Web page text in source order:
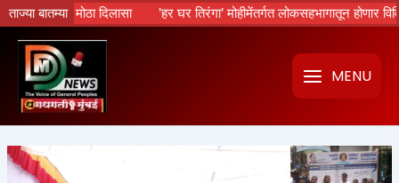
ताज्या बातम्या
मोठा दिलासा ’हर घर तिरंगा’ मोहीमेंतर्गत लोकसहभागातून होणार विविध
Skip
to
content
MENU